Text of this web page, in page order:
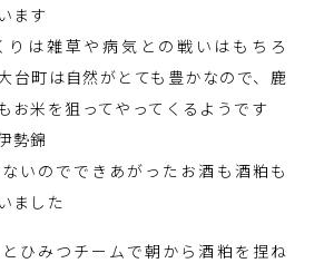
ます
りは雑草や病気との戦いはもちろ
台町は自然がとても豊かなので、鹿
お米を狙ってやってくるようです
勢錦
いのでできあがったお酒も酒粕も
ました
ひみつチームで朝から酒粕を捏ね